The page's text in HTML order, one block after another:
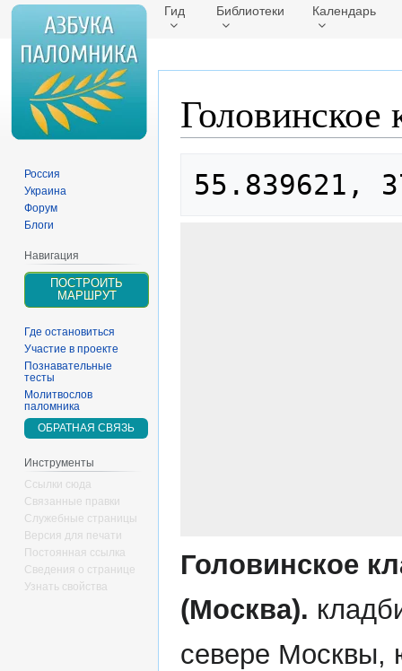
Гид Библиотеки Календарь
55.839621,
Головинское
(Москва).
севере Москвы,
Россия
Украина
Форум
Блоги
Навигация
ПОСТРОИТЬ
МАРШРУТ
Где остановиться
Участие в проекте
Познавательные
тесты
Молитвослов
паломника
ОБРАТНАЯ СВЯЗЬ
Инструменты
Ссылки сюда
Связанные правки
Служебные страницы
Версия для печати
Постоянная ссылка
Сведения о странице
Узнать свойства